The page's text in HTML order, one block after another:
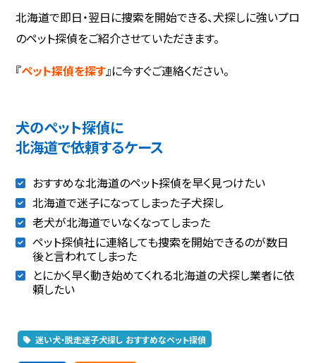
北海道で即日・翌日に捜索を開始できる、犬探しに強いプロ
のペット探偵をご紹介させていただきます。
『ペット探偵を探す』に今すぐご連絡ください。
犬のペット探偵に
北海道で依頼するケース
おすすめな北海道のペット探偵を早く見つけたい
北海道で迷子になってしまった子犬探し
老犬が北海道でいなくなってしまった
ペット探偵社に連絡しても捜索を開始できるのが数日
後と言われてしまった
とにかく早く動き始めてくれる北海道の犬探し業者に依
頼したい
迷い犬・脱走迷子犬探し おすすめなペット探偵